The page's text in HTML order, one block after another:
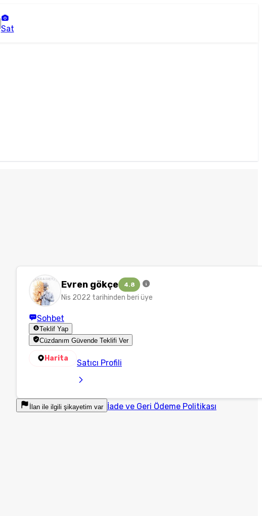
Sat
Evren gökçe 4.8
Nis 2022 tarihinden beri üye
Sohbet
Teklif Yap
Cüzdanım Güvende Teklifi Ver
Harita Satıcı Profili
İlan ile ilgili şikayetim var İade ve Geri Ödeme Politikası